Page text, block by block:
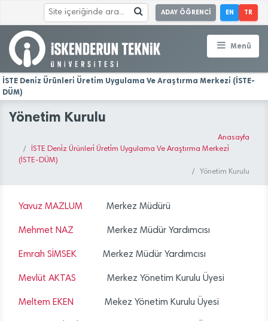
ADAY ÖĞRENCİ EN TR
Menü
İSTE Deni̇z Ürünleri̇ Üreti̇m Uygulama Ve Araştırma Merkezi̇ (İSTE-
DÜM)
Yönetim Kurulu
Anasayfa
İSTE Deni̇z Ürünleri̇ Üreti̇m Uygulama Ve Araştırma Merkezi̇
(İSTE-DÜM)
Yönetim Kurulu
Yavuz MAZLUM Merkez Müdürü
Mehmet NAZ Merkez Müdür Yardımcısı
Emrah SİMSEK Merkez Müdür Yardımcısı
Mevlüt AKTAS Merkez Yönetim Kurulu Üyesi
Meltem EKEN Mekez Yönetim Kurulu Üyesi